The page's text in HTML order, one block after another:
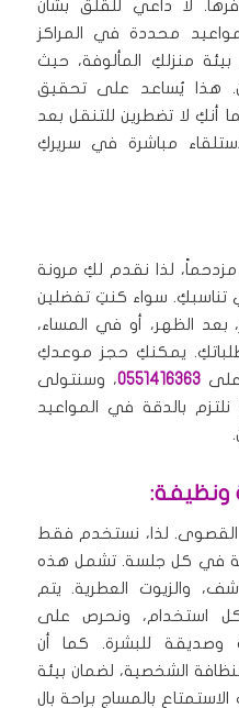
لا داعي للقلق بشأن
بمواعيد محددة في المراكز
منزلكِ المألوفة، حيث
هذا يُساعد على تحقيق
أنكِ لا تضطرين للتنقل بعد
مباشرة في سريركِ
لذا نقدم لكِ مرونة
تناسبكِ. سواء كنتِ تفضلين
بعد الظهر، أو في المساء،
يمكنكِ حجز موعدكِ
على0551416363، وسنتولى
بالدقة في المواعيد
ونظيفة:
لذا، نستخدم فقط
في كل جلسة. تشمل هذه
والزيوت العطرية. يتم
استخدام، ونحرص على
وصديقة للبشرة. كما أن
الشخصية، لضمان بيئة
بالمساج براحة بال